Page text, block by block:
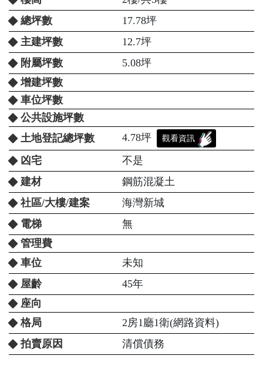
總坪數
17.78坪
主建坪數
12.7坪
附屬坪數
5.08坪
增建坪數
車位坪數
公共設施坪數
土地登記總坪數
4.78坪 觀看資訊
凶宅
不是
建材
鋼筋混凝土
社區/大樓/建案
海灣新城
電梯
無
管理費
車位
未知
屋齡
45年
座向
格局
2房1廳1衛(網路資料)
拍賣原因
清償債務